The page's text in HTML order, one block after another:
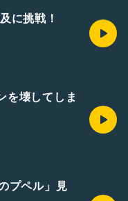
に挑戦！
を壊してしま
プペル」見